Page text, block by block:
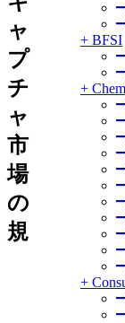
+ BFSI
+
+
ャ
プ
チ
ャ
市
場
の
規